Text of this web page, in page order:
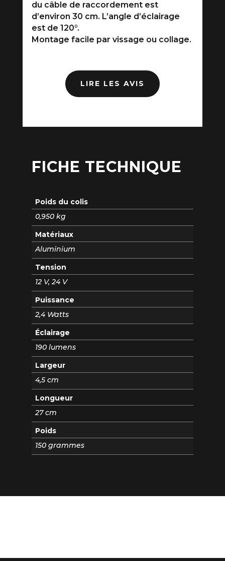
du câble de raccordement est
d’environ 30 cm. L’angle d’éclairage
est de 120°.
Montage facile par vissage ou collage.
LIRE LES AVIS
FICHE TECHNIQUE
Poids du colis
0,950 kg
Matériaux
Aluminium
Tension
12 V, 24 V
Puissance
2,4 Watts
Éclairage
190 lumens
Largeur
4,5 cm
Longueur
27 cm
Poids
150 grammes